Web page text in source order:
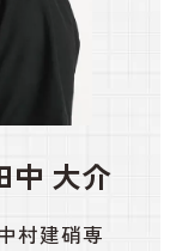
中 大介
村建硝専